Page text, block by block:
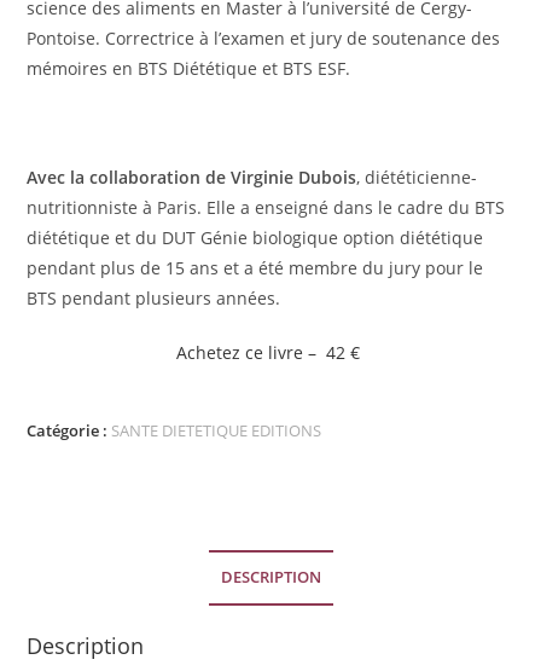
science des aliments en Master à l’université de Cergy-
Pontoise. Correctrice à l’examen et jury de soutenance des
mémoires en BTS Diététique et BTS ESF.
Avec la collaboration de Virginie Dubois, diététicienne-
nutritionniste à Paris. Elle a enseigné dans le cadre du BTS
diététique et du DUT Génie biologique option diététique
pendant plus de 15 ans et a été membre du jury pour le
BTS pendant plusieurs années.
Achetez ce livre – 42 €
Catégorie : SANTE DIETETIQUE EDITIONS
DESCRIPTION
Description